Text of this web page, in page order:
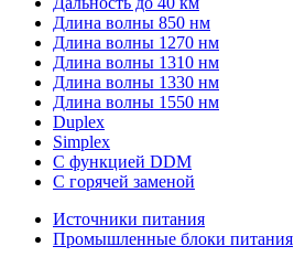
Длина волны 850 нм
Длина волны 1270 нм
Длина волны 1310 нм
Длина волны 1330 нм
Длина волны 1550 нм
Duplex
Simplex
С функцией DDM
С горячей заменой
Источники питания
Промышленные блоки питания